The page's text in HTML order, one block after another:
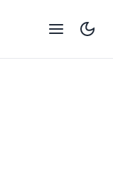
Open